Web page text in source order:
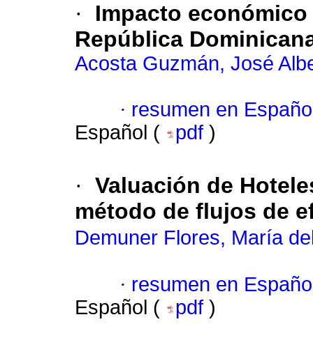
·
Impacto
República
Acosta Guzmán, José
· resumen en
Español (
pdf )
· Valuación de
método de flujos de
Demuner Flores, María
· resumen en
Español (
pdf )